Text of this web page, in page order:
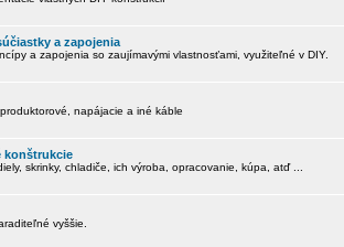
a zapojenia
a zapojenia so zaujímavými vlastnosťami, využiteľné v DIY.
napájacie a iné káble
konštrukcie
skrinky, chladiče, ich výroba, opracovanie, kúpa, atď ...
vyššie.